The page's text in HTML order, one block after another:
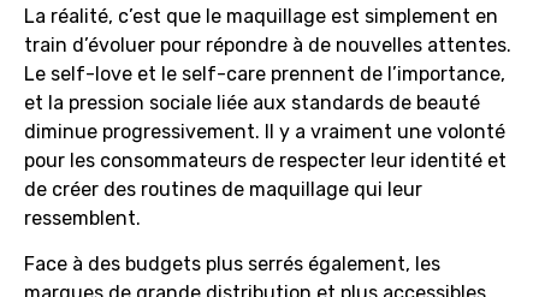
La réalité, c’est que le maquillage est simplement en
train d’évoluer pour répondre à de nouvelles attentes.
Le self-love et le self-care prennent de l’importance,
et la pression sociale liée aux standards de beauté
diminue progressivement. Il y a vraiment une volonté
pour les consommateurs de respecter leur identité et
de créer des routines de maquillage qui leur
ressemblent.
Face à des budgets plus serrés également, les